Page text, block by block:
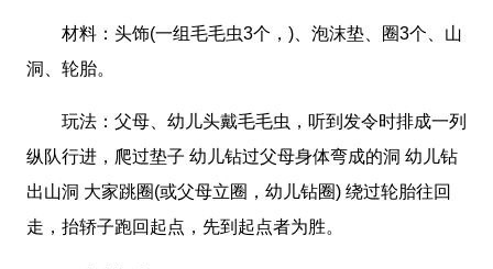
材料：头饰(一组毛毛虫3个，)、泡沫垫、圈3个、山
洞、轮胎。
玩法：父母、幼儿头戴毛毛虫，听到发令时排成一列
纵队行进，爬过垫子 幼儿钻过父母身体弯成的洞 幼儿钻
出山洞 大家跳圈(或父母立圈，幼儿钻圈) 绕过轮胎往回
走，抬轿子跑回起点，先到起点者为胜。